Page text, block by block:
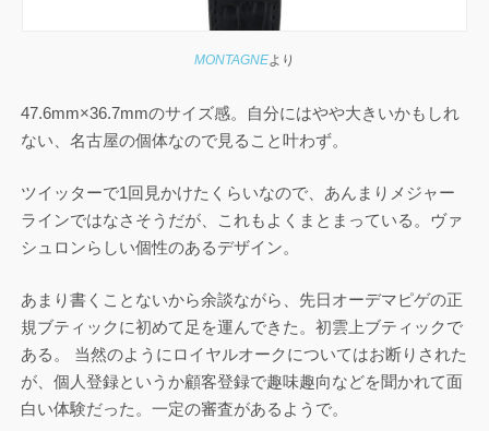
MONTAGNEより
47.6mm×36.7mmのサイズ感。自分にはやや大きいかもしれ
ない、名古屋の個体なので見ること叶わず。
ツイッターで1回見かけたくらいなので、あんまりメジャー
ラインではなさそうだが、これもよくまとまっている。ヴァ
シュロンらしい個性のあるデザイン。
あまり書くことないから余談ながら、先日オーデマピゲの正
規ブティックに初めて足を運んできた。初雲上ブティックで
ある。 当然のようにロイヤルオークについてはお断りされた
が、個人登録というか顧客登録で趣味趣向などを聞かれて面
白い体験だった。一定の審査があるようで。